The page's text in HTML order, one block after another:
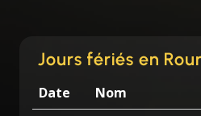
Jours fériés en
Date Nom